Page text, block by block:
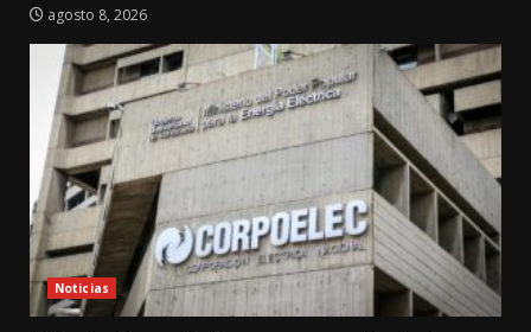
agosto 8, 2026
Noticias